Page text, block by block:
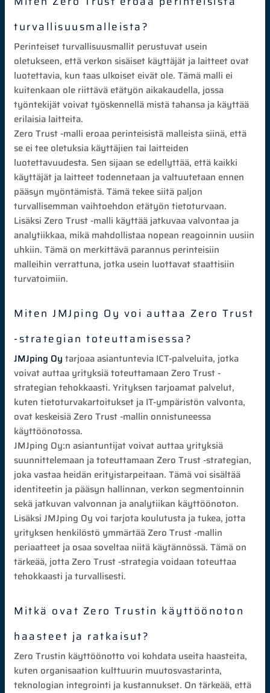
turvallisuusmalleista?
Perinteiset turvallisuusmallit perustuvat usein
oletukseen, että verkon sisäiset käyttäjät ja laitteet ovat
luotettavia, kun taas ulkoiset eivät ole. Tämä malli ei
kuitenkaan ole riittävä etätyön aikakaudella, jossa
työntekijät voivat työskennellä mistä tahansa ja käyttää
erilaisia laitteita.
Zero Trust -malli eroaa perinteisistä malleista siinä, että
se ei tee oletuksia käyttäjien tai laitteiden
luotettavuudesta. Sen sijaan se edellyttää, että kaikki
käyttäjät ja laitteet todennetaan ja valtuutetaan ennen
pääsyn myöntämistä. Tämä tekee siitä paljon
turvallisemman vaihtoehdon etätyön tietoturvaan.
Lisäksi Zero Trust -malli käyttää jatkuvaa valvontaa ja
analytiikkaa, mikä mahdollistaa nopean reagoinnin uusiin
uhkiin. Tämä on merkittävä parannus perinteisiin
malleihin verrattuna, jotka usein luottavat staattisiin
turvatoimiin.
Miten JMJping Oy voi auttaa Zero Trust
-strategian toteuttamisessa?
JMJping Oy tarjoaa asiantuntevia ICT-palveluita, jotka
voivat auttaa yrityksiä toteuttamaan Zero Trust -
strategian tehokkaasti. Yrityksen tarjoamat palvelut,
kuten tietoturvakartoitukset ja IT-ympäristön valvonta,
ovat keskeisiä Zero Trust -mallin onnistuneessa
käyttöönotossa.
JMJping Oy:n asiantuntijat voivat auttaa yrityksiä
suunnittelemaan ja toteuttamaan Zero Trust -strategian,
joka vastaa heidän erityistarpeitaan. Tämä voi sisältää
identiteetin ja pääsyn hallinnan, verkon segmentoinnin
sekä jatkuvan valvonnan ja analytiikan käyttöönoton.
Lisäksi JMJping Oy voi tarjota koulutusta ja tukea, jotta
yrityksen henkilöstö ymmärtää Zero Trust -mallin
periaatteet ja osaa soveltaa niitä käytännössä. Tämä on
tärkeää, jotta Zero Trust -strategia voidaan toteuttaa
tehokkaasti ja turvallisesti.
Mitkä ovat Zero Trustin käyttöönoton
haasteet ja ratkaisut?
Zero Trustin käyttöönotto voi kohdata useita haasteita,
kuten organisaation kulttuurin muutosvastarinta,
teknologian integrointi ja kustannukset. On tärkeää, että